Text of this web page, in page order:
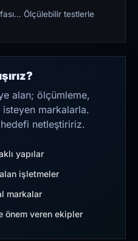
Ölçülebilir testlerle
alan; ölçümleme,
markalarla.
netleştiririz.
yapılar
işletmeler
markalar
önem veren ekipler